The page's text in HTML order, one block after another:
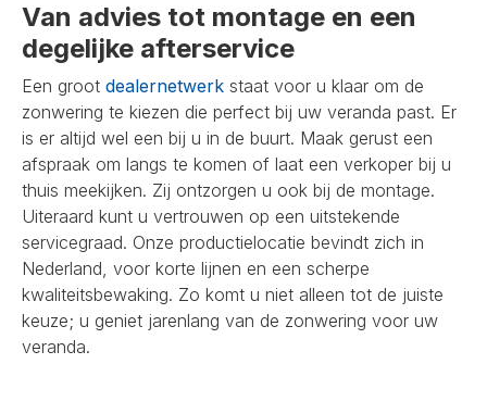
Van advies tot montage en een
degelijke afterservice
Een groot dealernetwerk staat voor u klaar om de
zonwering te kiezen die perfect bij uw veranda past. Er
is er altijd wel een bij u in de buurt. Maak gerust een
afspraak om langs te komen of laat een verkoper bij u
thuis meekijken. Zij ontzorgen u ook bij de montage.
Uiteraard kunt u vertrouwen op een uitstekende
servicegraad. Onze productielocatie bevindt zich in
Nederland, voor korte lijnen en een scherpe
kwaliteitsbewaking. Zo komt u niet alleen tot de juiste
keuze; u geniet jarenlang van de zonwering voor uw
veranda.